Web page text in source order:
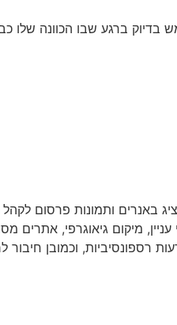
ברגע שבו הכוונה שלו
באנרים ותמונות פרסום
מיקום גיאוגרפי, אתרים
רספונסיביות, וכמובן